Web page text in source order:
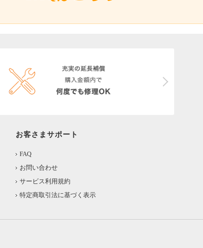
お客さまサポート
FAQ
お問い合わせ
サービス利用規約
特定商取引法に基づく表示